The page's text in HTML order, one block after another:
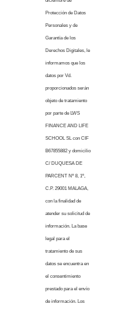
Protección de Datos
Personales y de
Garantía de los
Derechos Digitales, le
informamos que los
datos por Vd.
proporcionados serán
objeto de tratamiento
por parte de LWS
FINANCE AND LIFE
SCHOOL SL con CIF
B67855882 y domicilio
C/ DUQUESA DE
PARCENT Nº 8, 1º,
C.P. 29001 MALAGA,
con la finalidad de
atender su solicitud de
información. La base
legal para el
tratamiento de sus
datos se encuentra en
el consentimiento
prestado para el envío
de información. Los